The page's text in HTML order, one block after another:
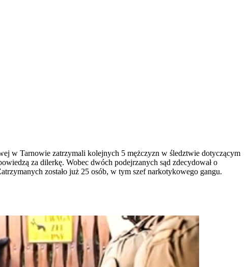
w Tarnowie zatrzymali kolejnych 5 mężczyzn w śledztwie dotyczącym
za dilerkę. Wobec dwóch podejrzanych sąd zdecydował o
zostało już 25 osób, w tym szef narkotykowego gangu.